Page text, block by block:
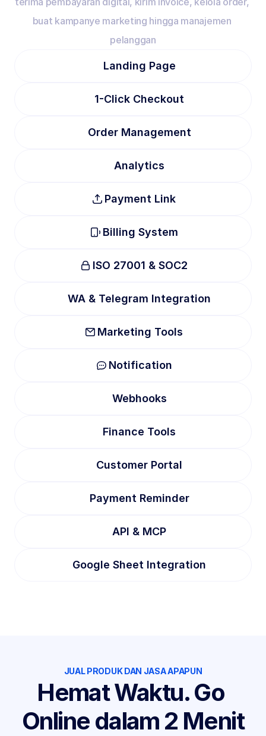
buat kampanye marketing hingga manajemen
pelanggan
Landing Page
1-Click Checkout
Order Management
Analytics
Payment Link
Billing System
ISO 27001 & SOC2
WA & Telegram Integration
Marketing Tools
Notification
Webhooks
Finance Tools
Customer Portal
Payment Reminder
API & MCP
Google Sheet Integration
JUAL PRODUK DAN JASA APAPUN
Hemat Waktu. Go
Online dalam 2 Menit